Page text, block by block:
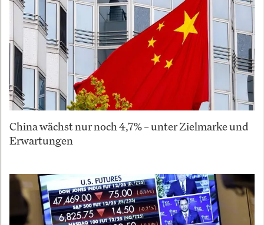
China wächst nur noch 4,7% – unter Zielmarke und
Erwartungen